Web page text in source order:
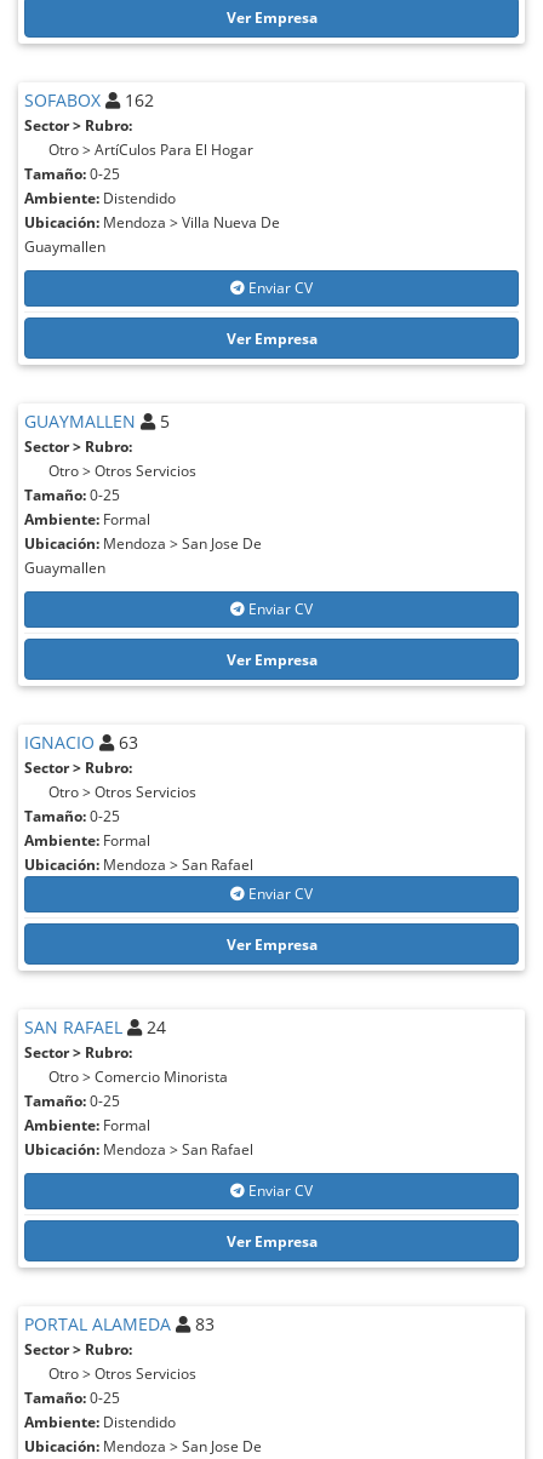
Ver Empresa
SOFABOX 162
Sector > Rubro:
Otro > ArtíCulos Para El Hogar
Tamaño:0-25
Ambiente: Distendido
Ubicación: Mendoza > Villa Nueva De
Guaymallen
Enviar CV
Ver Empresa
GUAYMALLEN 5
Sector > Rubro:
Otro > Otros Servicios
Tamaño:0-25
Ambiente: Formal
Ubicación: Mendoza > San Jose De
Guaymallen
Enviar CV
Ver Empresa
IGNACIO 63
Sector > Rubro:
Otro > Otros Servicios
Tamaño:0-25
Ambiente: Formal
Ubicación: Mendoza > San Rafael
Enviar CV
Ver Empresa
SAN RAFAEL 24
Sector > Rubro:
Otro > Comercio Minorista
Tamaño:0-25
Ambiente: Formal
Ubicación: Mendoza > San Rafael
Enviar CV
Ver Empresa
PORTAL ALAMEDA 83
Sector > Rubro:
Otro > Otros Servicios
Tamaño:0-25
Ambiente: Distendido
Ubicación: Mendoza > San Jose De